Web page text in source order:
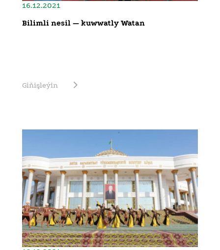
16.12.2021
Bilimli nesil — kuwwatly Watan
Giňişleýin